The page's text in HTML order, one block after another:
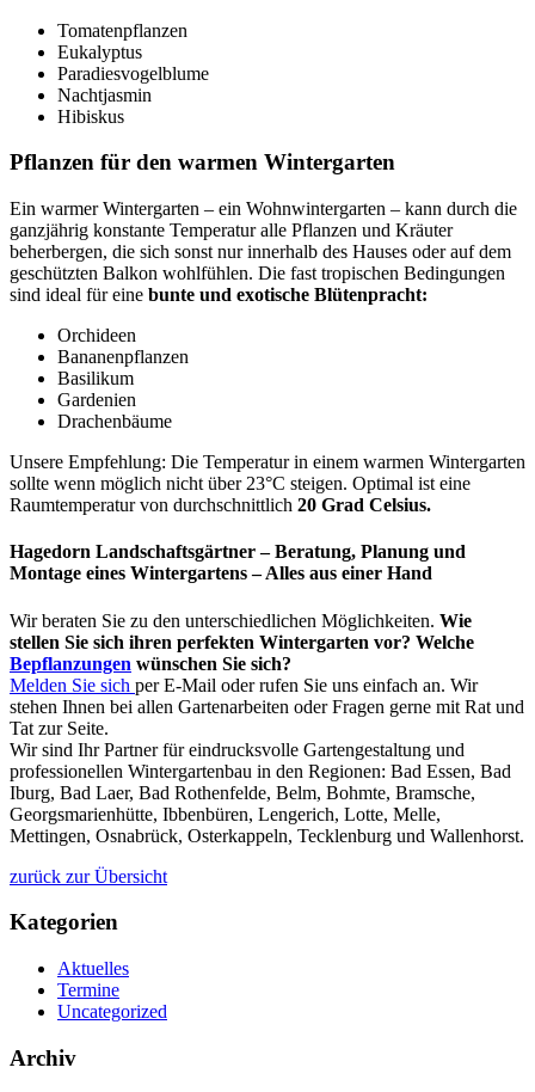
Tomatenpflanzen
Eukalyptus
Paradiesvogelblume
Nachtjasmin
Hibiskus
Pflanzen für den warmen Wintergarten
Ein warmer Wintergarten – ein Wohnwintergarten – kann durch die
ganzjährig konstante Temperatur alle Pflanzen und Kräuter
beherbergen, die sich sonst nur innerhalb des Hauses oder auf dem
geschützten Balkon wohlfühlen. Die fast tropischen Bedingungen
sind ideal für eine bunte und exotische Blütenpracht:
Orchideen
Bananenpflanzen
Basilikum
Gardenien
Drachenbäume
Unsere Empfehlung: Die Temperatur in einem warmen Wintergarten
sollte wenn möglich nicht über 23°C steigen. Optimal ist eine
Raumtemperatur von durchschnittlich 20 Grad Celsius.
Hagedorn Landschaftsgärtner – Beratung, Planung und
Montage eines Wintergartens – Alles aus einer Hand
Wir beraten Sie zu den unterschiedlichen Möglichkeiten. Wie
stellen Sie sich ihren perfekten Wintergarten vor? Welche
Bepflanzungen wünschen Sie sich?
Melden Sie sich per E-Mail oder rufen Sie uns einfach an. Wir
stehen Ihnen bei allen Gartenarbeiten oder Fragen gerne mit Rat und
Tat zur Seite.
Wir sind Ihr Partner für eindrucksvolle Gartengestaltung und
professionellen Wintergartenbau in den Regionen: Bad Essen, Bad
Iburg, Bad Laer, Bad Rothenfelde, Belm, Bohmte, Bramsche,
Georgsmarienhütte, Ibbenbüren, Lengerich, Lotte, Melle,
Mettingen, Osnabrück, Osterkappeln, Tecklenburg und Wallenhorst.
zurück zur Übersicht
Kategorien
Aktuelles
Termine
Uncategorized
Archiv